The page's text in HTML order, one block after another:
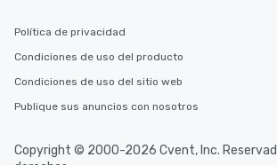
Política de privacidad
Condiciones de uso del producto
Condiciones de uso del sitio web
Publique sus anuncios con nosotros
Copyright © 2000-2026 Cvent, Inc.